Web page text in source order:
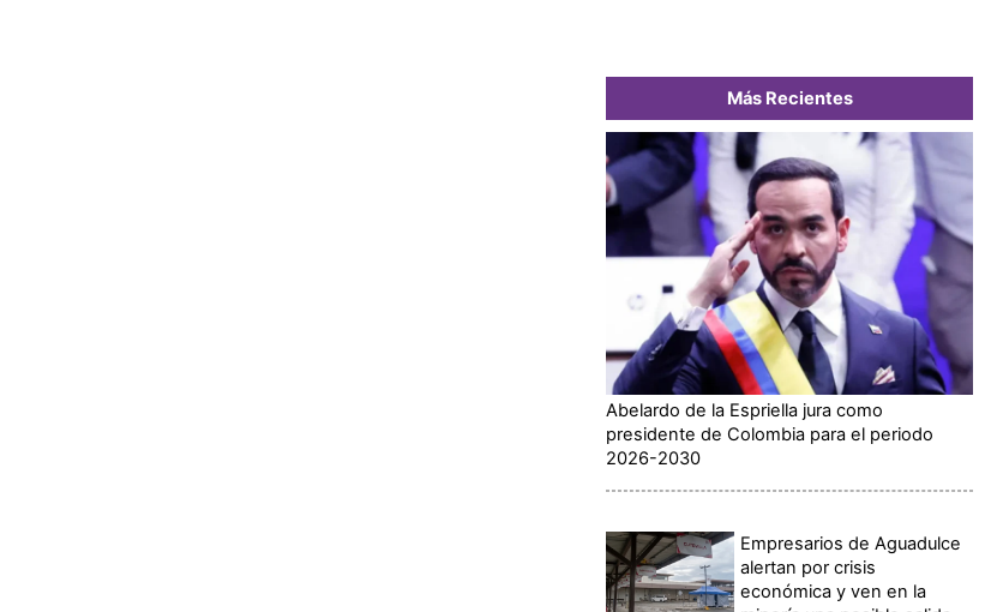
Más Recientes
Abelardo de la Espriella jura como
presidente de Colombia para el periodo
2026-2030
Empresarios de Aguadulce
alertan por crisis
económica y ven en la